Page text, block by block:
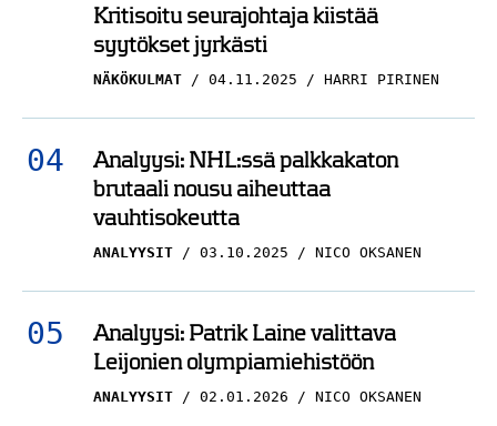
Kritisoitu seurajohtaja kiistää
syytökset jyrkästi
NÄKÖKULMAT 04.11.2025 HARRI PIRINEN
Analyysi: NHL:ssä palkkakaton
brutaali nousu aiheuttaa
vauhtisokeutta
ANALYYSIT 03.10.2025 NICO OKSANEN
Analyysi: Patrik Laine valittava
Leijonien olympiamiehistöön
ANALYYSIT 02.01.2026 NICO OKSANEN